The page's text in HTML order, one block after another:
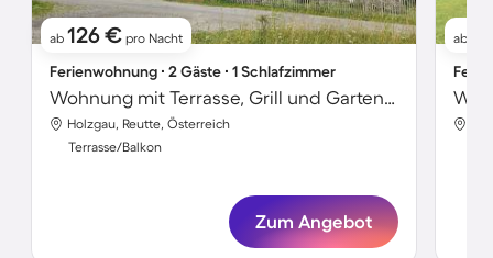
ab 126 € pro Nacht
Ferienwohnung ∙ 2 Gäste ∙ 1 Schlafzimmer
Wohnung mit Terrasse, Grill und Garten | Gartenblick
Holzgau, Reutte, Österreich
Terrasse/Balkon
Zum Angebot
ab